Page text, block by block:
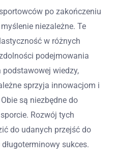
po zakończeniu
niezależne. Te
w różnych
podejmowania
wiedzy,
sprzyja innowacjom i
są niezbędne do
Rozwój tych
do udanych przejść do
sukces.